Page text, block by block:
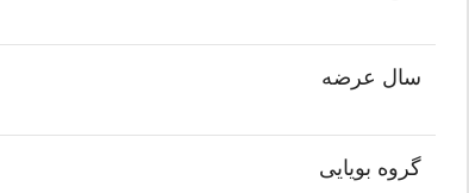
سال عرضه
گروه بویایی